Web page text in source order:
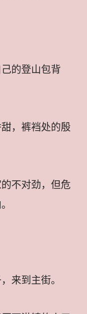
的登山包背
，裤裆处的殷
不对劲，但危
来到主街。